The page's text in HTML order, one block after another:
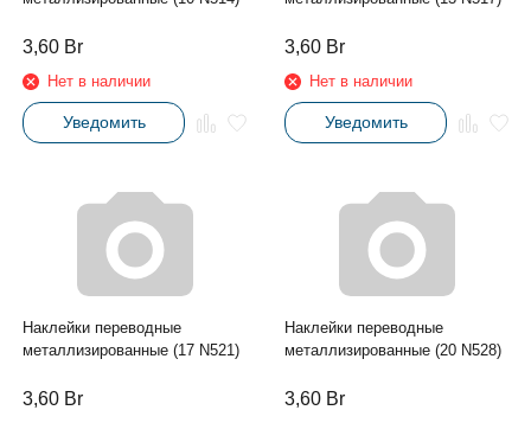
3,60 Br
Нет в наличии
Уведомить
3,60 Br
Нет в наличии
Уведомить
Наклейки переводные
металлизированные (17 N521)
3,60 Br
Наклейки переводные
металлизированные (20 N528)
3,60 Br